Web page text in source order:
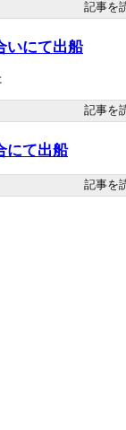
記事を
いにて出船
記事を
にて出船
記事を